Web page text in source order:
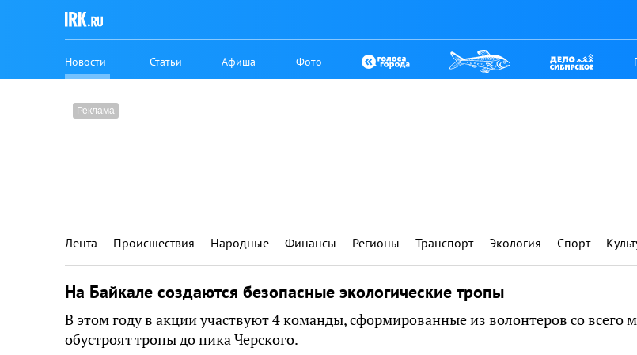
Новости Статьи Афиша Фото
Лента Происшествия Народные Финансы Регионы Транспорт Экология Спорт
На Байкале создаются безопасные экологические тропы
В этом году в акции участвуют 4 команды, сформированные из волонтеров со всего
обустроят тропы до пика Черского.